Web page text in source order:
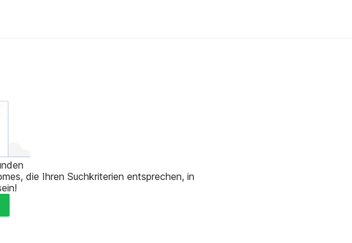
die Ihren Suchkriterien entsprechen, in